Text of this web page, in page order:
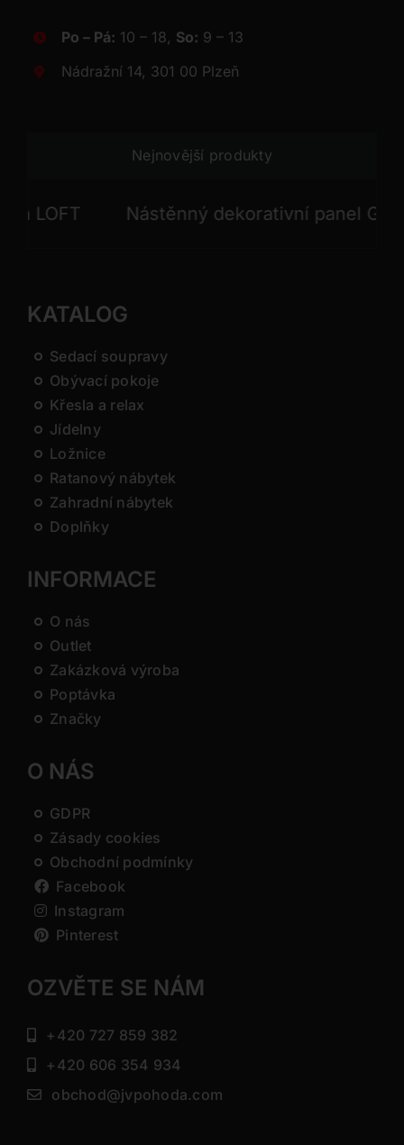
Po – Pá: 10 – 18, So: 9 – 13
Nádražní 14, 301 00 Plzeň
Nejnovější produkty
Nástěnný dekorativní panel GONG
KATALOG
Sedací soupravy
Obývací pokoje
Křesla a relax
Jídelny
Ložnice
Ratanový nábytek
Zahradní nábytek
Doplňky
INFORMACE
O nás
Outlet
Zakázková výroba
Poptávka
Značky
O NÁS
GDPR
Zásady cookies
Obchodní podmínky
Facebook
Instagram
Pinterest
OZVĚTE SE NÁM
+420 727 859 382
+420 606 354 934
obchod@jvpohoda.com